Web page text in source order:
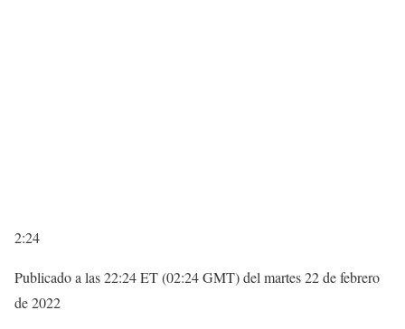
2:24
Publicado a las 22:24 ET (02:24 GMT) del martes 22 de febrero
de 2022